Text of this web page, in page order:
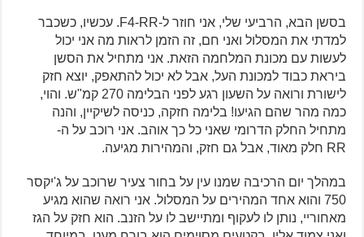
בסשן הבא, הרביעי שלי, אני חוזר ל-F4-RR. עכשיו, כשכבר
למדתי את המסלול ואני חם, זה הזמן לראות מה אני יכול
לעשות עם מכונת המלחמה הזאת. אני מתחיל את הסשן
ביראת כבוד למכונת העל, אבל לא יכול להתאפק, יוצא חזק
לישורת ורואה על השעון רגע לפני הבלימה 270 קמ"ש. והוי,
כמה מהר שהם הגיעו! בלימה חזקה, כניסה לשיקיין, והנה
מתחיל החלק הדרומי שאני כל כך אוהב. אני רוכב על ה-
RR חלק מאוד, אבל גם חזק, והמהירות מגיעה.
במהלך יום הרכיבה שמנו עין על בחור צעיר שרוכב על ג'יקסר
750 והוא אחד המהירים על המסלול. אני רואה שהוא מגיע
מאחוריי, נותן לו לעקוף ומתיישב לו על הזנב. הוא חזק על הגז